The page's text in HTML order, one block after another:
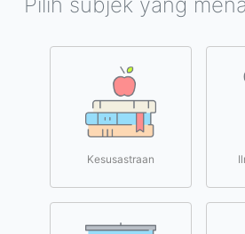
Kesusastraan